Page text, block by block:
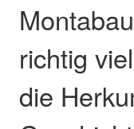
richtig
die